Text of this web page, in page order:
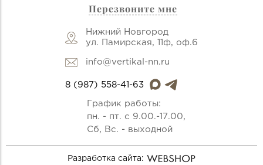
Перезвоните мне
Нижний Новгород
ул. Памирская, 11ф, оф.6
info@vertikal-nn.ru
8 (987) 558-41-63
График работы:
пн. - пт. с 9.00.-17.00,
Сб, Вс. - выходной
Разработка сайта: